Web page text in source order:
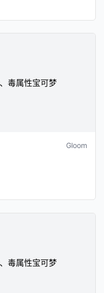
Gloom